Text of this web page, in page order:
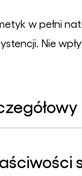
w pełni
Nie